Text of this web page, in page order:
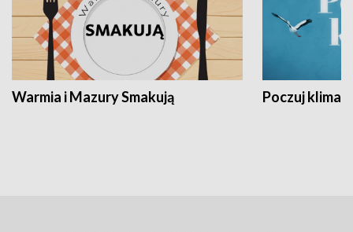
Warmia i Mazury Smakują Poczuj klimat